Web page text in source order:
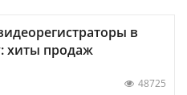
в
хиты продаж
48725